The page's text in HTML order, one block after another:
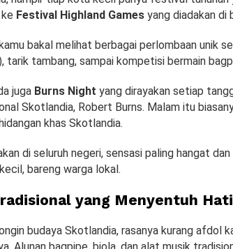
Festival Highland Games yang diadakan di
bakal melihat berbagai perlombaan unik
tarik tambang, sampai kompetisi bermain
juga Burns Night yang dirayakan setiap
Skotlandia, Robert Burns. Malam itu
khas Skotlandia.
di seluruh negeri, sensasi paling hangat
bareng warga lokal.
yang Menyentuh Hati
budaya Skotlandia, rasanya kurang afdol